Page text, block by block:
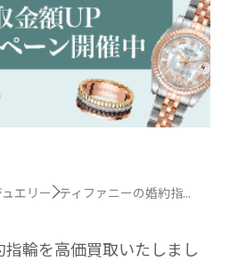
エリー ティファニーの婚約指...
輪を高価買取いたしまし